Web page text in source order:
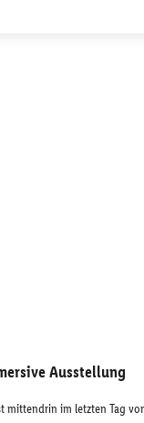
Ausstellung
mittendrin im letzten Tag